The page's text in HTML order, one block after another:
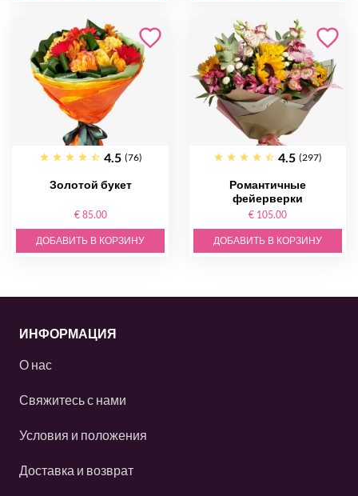
4.5 (76)
Золотой букет
€ 85.00
ДОБАВИТЬ В КОРЗИНУ
4.5 (297)
Романтичные
фейерверки
€ 105.00
ДОБАВИТЬ В КОРЗИНУ
ИНФОРМАЦИЯ
О нас
Свяжитесь с нами
Условия и положения
Доставка и возврат